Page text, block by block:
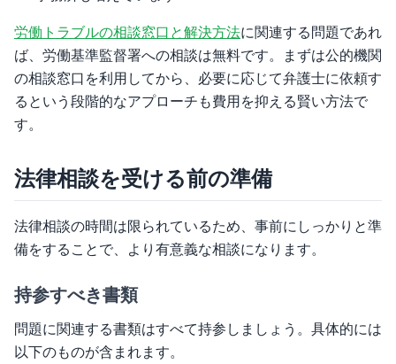
労働トラブルの相談窓口と解決方法に関連する問題であれ
ば、労働基準監督署への相談は無料です。まずは公的機関
の相談窓口を利用してから、必要に応じて弁護士に依頼す
るという段階的なアプローチも費用を抑える賢い方法で
す。
法律相談を受ける前の準備
法律相談の時間は限られているため、事前にしっかりと準
備をすることで、より有意義な相談になります。
持参すべき書類
問題に関連する書類はすべて持参しましょう。具体的には
以下のものが含まれます。